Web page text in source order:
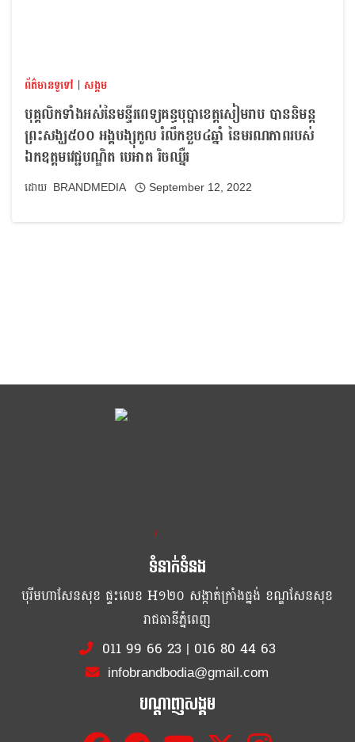
ព័ត៌មានទូទៅ | សង្គម
បុគ្គលិកទាំងអស់នៃមន្ទីរពេទ្យគន្ធបុប្ផាខេត្តសៀមរាប បាននិមន្ត
ព្រះសង្ឃ៥០០ អង្គបង្សុកូល រំលឹកខួប៤ឆ្នាំ នៃមរណភាពរបស់
ឯកឧត្តមវេជ្ជបណ្ឌិត បេអាត រិចឈ្នឺរ
BRANDMEDIA September 12, 2022
ខ្លឹម ខ្លី រហ័ស
ទំនាក់ទំនង
បុរីមហាសែនសុខ ផ្ទះលេខ H១២០ សង្កាត់ក្រាំងធ្នង់ ខណ្ឌសែនសុខ
រាជធានីភ្នំពេញ
011 99 66 23| 016 80 44 63
infobrandbodia@gmail.com
បណ្ដាញសង្គម